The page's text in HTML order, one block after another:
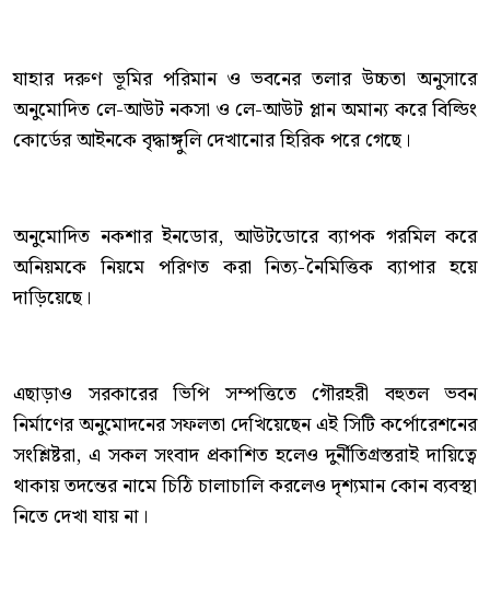
যাহার দরুণ ভূমির পরিমান ও ভবনের তলার উচ্চতা অনুসারে
অনুমোদিত লে-আউট নকসা ও লে-আউট প্লান অমান্য করে বিল্ডিং
কোর্ডের আইনকে বৃদ্ধাঙ্গুলি দেখানোর হিরিক পরে গেছে।
অনুমোদিত নকশার ইনডোর, আউটডোরে ব্যাপক গরমিল করে
অনিয়মকে নিয়মে পরিণত করা নিত্য-নৈমিত্তিক ব্যাপার হয়ে
দাড়িয়েছে।
এছাড়াও সরকারের ভিপি সম্পত্তিতে গৌরহরী বহুতল ভবন
নির্মাণের অনুমোদনের সফলতা দেখিয়েছেন এই সিটি কর্পোরেশনের
সংশ্লিষ্টরা, এ সকল সংবাদ প্রকাশিত হলেও দুর্নীতিগ্রস্তরাই দায়িত্বে
থাকায় তদন্তের নামে চিঠি চালাচালি করলেও দৃশ্যমান কোন ব্যবস্থা
নিতে দেখা যায় না।